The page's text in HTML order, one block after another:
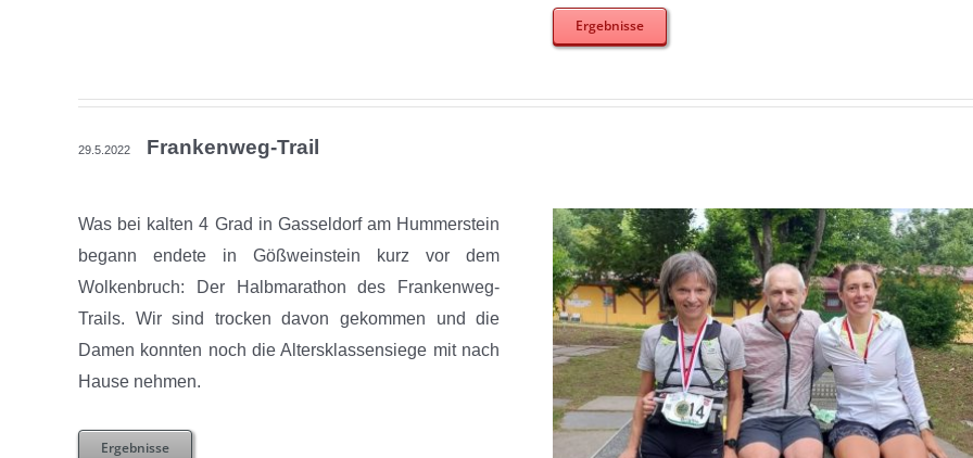
Ergebnisse
29.5.2022Frankenweg-Trail
Was bei kalten 4 Grad in Gasseldorf am Hummerstein
begann endete in Gößweinstein kurz vor dem
Wolkenbruch: Der Halbmarathon des Frankenweg-
Trails. Wir sind trocken davon gekommen und die
Damen konnten noch die Altersklassensiege mit nach
Hause nehmen.
Ergebnisse